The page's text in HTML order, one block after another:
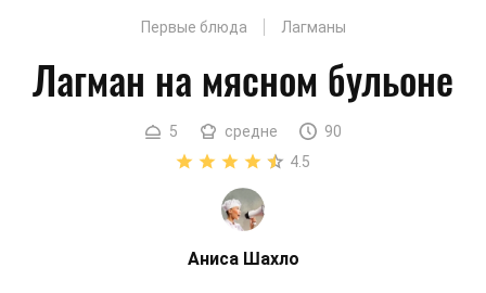
Первые блюда Лагманы
Лагман на мясном бульоне
5 средне
90
4.5
Аниса Шахло